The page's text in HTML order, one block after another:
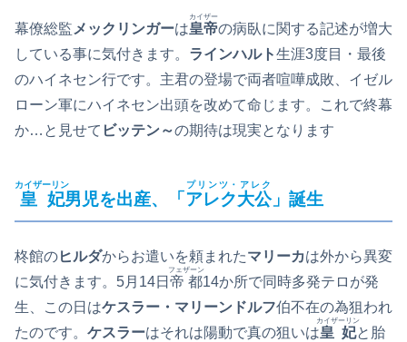
幕僚総監 メックリンガーは皇帝
カイザー
の病臥に関する記述が増大
している事に気付きます。 ラインハルト生涯3度目・最後
のハイネセン行です。主君の登場で両者喧嘩成敗、イゼル
ローン軍にハイネセン出頭を改めて命じます。これで終幕
か…と見せて ビッテン～の期待は現実となります
皇妃
カイザーリン
男児を出産、「アレク大公
プリンツ・アレク
」誕生
柊館のヒルダからお遣いを頼まれたマリーカは外から異変
に気付きます。5月14日 帝都
フェザーン
14か所で同時多発テロが発
生、この日はケスラー・マリーンドルフ伯不在の為狙われ
たのです。 ケスラーはそれは陽動で真の狙いは皇妃
カイザーリン
と胎